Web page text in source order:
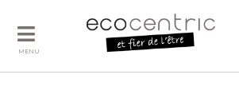
MENU